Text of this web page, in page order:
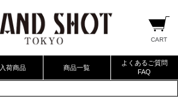
CART
荷商品 商品一覧
よくあるご質問
FAQ
ク